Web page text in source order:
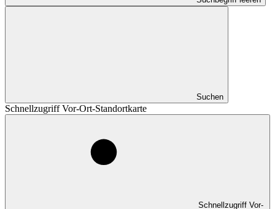
Suchen
Schnellzugriff Vor-Ort-Standortkarte
Schnellzugriff Vor-